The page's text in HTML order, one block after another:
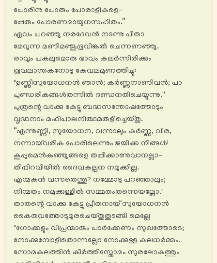
പോരിനു പോരും പോരാളികളെ-
പ്പേരും പോരണമായുധസഹിതം.”
ഏവം പറഞ്ഞു നരദേവൻ നടന്നു പിതാ
മേവുന്ന മണിമഞ്ജുഭൂവിങ്കൽ ചെന്നണഞ്ഞു.
രാവും പകലുമൊരു ഭാവം കലര്‍ന്നിരിക്കും
ഭൂവലാന്തകനോടു കേവലമുണത്തിച്ചു:
"ഉണ്ണിസുയോധനൻ ഞാൻ; കര്‍ണ്ണനാണിവൻ; പാ
പുണ്ഡരീകങ്ങൾതന്നിൽ ദണ്ഡനതിചെയ്യുന്നു.''
പുത്രന്റെ വാക്കു കേട്ടു ബദ്ധസന്തോഷത്തോടും
വൃദ്ധനാം മഹിപാലനിത്ഥമരുളിച്ചെയ്തു.
“എന്നുണ്ണി, സുയോധന, വന്നാലും കര്‍ണ്ണ, വീര,
നന്നായ്‌വരിക പോരിലെന്നും ജയിക്ക നിങ്ങൾ!
കൂപ്പുമെൻകുഞ്ഞുങ്ങളെ തപ്പിക്കാണുവാനല്ലാ-
തിപ്പിറവിയിൽ ദൈവകല്പന നമുക്കില്ല.
എന്മകൻ വന്നതെന്തു? നമ്മോടു പറഞ്ഞാലും;
നിന്മതം നമുക്കുള്ളിൽ സമ്മതംതന്നെയല്ലോ."
താതന്റെ വാക്കു കേട്ടു പ്രീതനായ് സുയോധനൻ
കൈതവത്തോടുമുരചെയ്തുതുടങ്ങി മെല്ലേ
"ഗോക്കളും വിപ്രന്മാരും പാര്‍ക്കേണം സുഖത്തോടെ;
നോക്കുമ്പോളിതൊന്നല്ലോ നോക്കുള്ള കുലധർമ്മം.
സോമകുലത്തിൻ കീർത്തിസ്തോമം സുരലോകത്തും